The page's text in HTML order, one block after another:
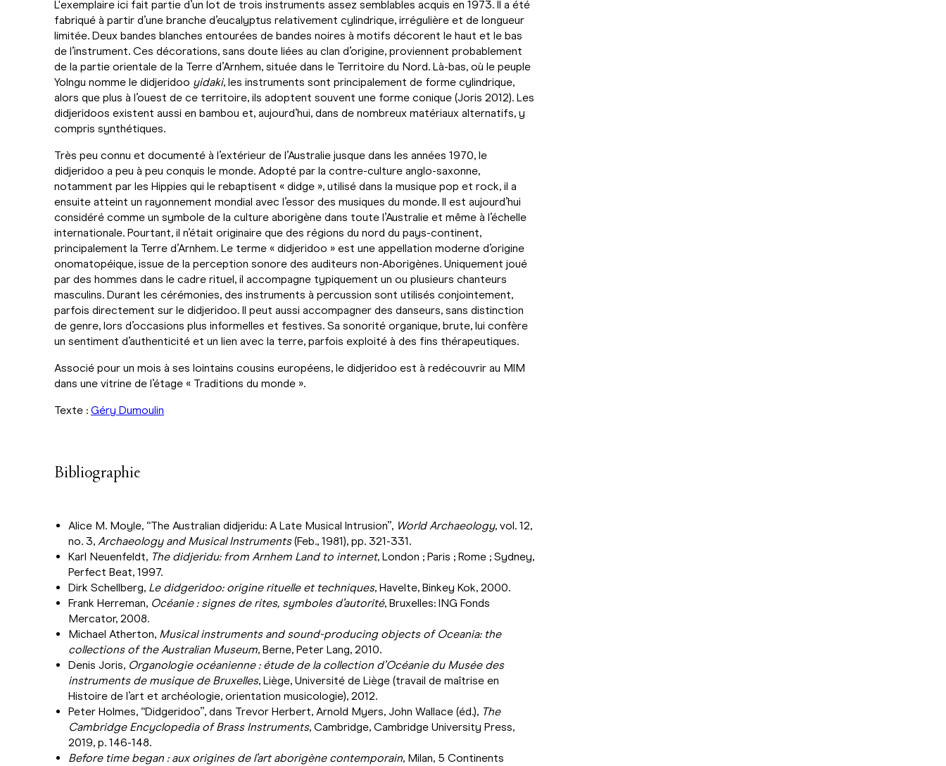
L'exemplaire ici fait partie d’un lot de trois instruments assez semblables acquis en 1973. Il a été
fabriqué à partir d’une branche d’eucalyptus relativement cylindrique, irrégulière et de longueur
limitée. Deux bandes blanches entourées de bandes noires à motifs décorent le haut et le bas
de l’instrument. Ces décorations, sans doute liées au clan d’origine, proviennent probablement
de la partie orientale de la Terre d’Arnhem, située dans le Territoire du Nord. Là-bas, où le peuple
Yolngu nomme le didjeridoo yidaki, les instruments sont principalement de forme cylindrique,
alors que plus à l’ouest de ce territoire, ils adoptent souvent une forme conique (Joris 2012). Les
didjeridoos existent aussi en bambou et, aujourd’hui, dans de nombreux matériaux alternatifs, y
compris synthétiques.
Très peu connu et documenté à l’extérieur de l’Australie jusque dans les années 1970, le
didjeridoo a peu à peu conquis le monde. Adopté par la contre-culture anglo-saxonne,
notamment par les Hippies qui le rebaptisent « didge », utilisé dans la musique pop et rock, il a
ensuite atteint un rayonnement mondial avec l’essor des musiques du monde. Il est aujourd’hui
considéré comme un symbole de la culture aborigène dans toute l’Australie et même à l’échelle
internationale. Pourtant, il n’était originaire que des régions du nord du pays-continent,
principalement la Terre d’Arnhem. Le terme « didjeridoo » est une appellation moderne d’origine
onomatopéique, issue de la perception sonore des auditeurs non-Aborigènes. Uniquement joué
par des hommes dans le cadre rituel, il accompagne typiquement un ou plusieurs chanteurs
masculins. Durant les cérémonies, des instruments à percussion sont utilisés conjointement,
parfois directement sur le didjeridoo. Il peut aussi accompagner des danseurs, sans distinction
de genre, lors d’occasions plus informelles et festives. Sa sonorité organique, brute, lui confère
un sentiment d’authenticité et un lien avec la terre, parfois exploité à des fins thérapeutiques.
Associé pour un mois à ses lointains cousins européens, le didjeridoo est à redécouvrir au MIM
dans une vitrine de l’étage « Traditions du monde ».
Texte : Géry Dumoulin
Bibliographie
Alice M. Moyle, “The Australian didjeridu: A Late Musical Intrusion”, World Archaeology, vol. 12,
no. 3, Archaeology and Musical Instruments(Feb., 1981), pp. 321-331.
Karl Neuenfeldt, The didjeridu: from Arnhem Land to internet, London ; Paris ; Rome ; Sydney,
Perfect Beat, 1997.
Dirk Schellberg, Le didgeridoo: origine rituelle et techniques, Havelte, Binkey Kok, 2000.
Frank Herreman, Océanie : signes de rites, symboles d’autorité, Bruxelles: ING Fonds
Mercator, 2008.
Michael Atherton, Musical instruments and sound-producing objects of Oceania: the
collections of the Australian Museum, Berne, Peter Lang, 2010.
Denis Joris, Organologie océanienne : étude de la collection d’Océanie du Musée des
instruments de musique de Bruxelles, Liège, Université de Liège (travail de maîtrise en
Histoire de l’art et archéologie, orientation musicologie), 2012.
Peter Holmes, “Didgeridoo”, dans Trevor Herbert, Arnold Myers, John Wallace (éd.), The
Cambridge Encyclopedia of Brass Instruments, Cambridge, Cambridge University Press,
2019, p. 146-148.
Before time began : aux origines de l’art aborigène contemporain, Milan, 5 Continents